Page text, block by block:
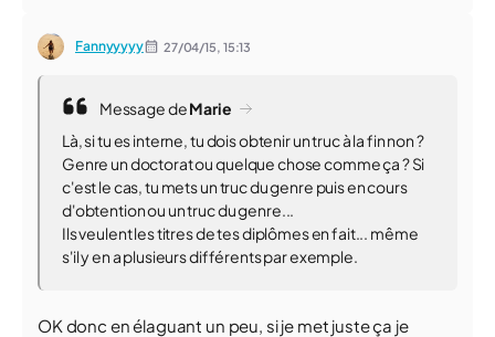
Fannyyyyy 27/04/15, 15:13
Message deMarie
Là, si tu es interne, tu dois obtenir un truc à la fin non ?
Genre un doctorat ou quelque chose comme ça ? Si
c'est le cas, tu mets un truc du genre puis en cours
d'obtention ou un truc du genre...
Ils veulent les titres de tes diplômes en fait... même
s'il y en a plusieurs différents par exemple.
OK donc en élaguant un peu, si je met juste ça je